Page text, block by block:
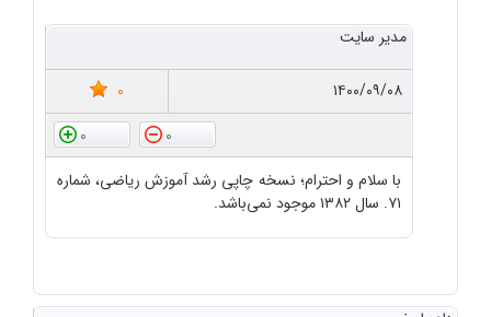
مدیر سایت
۱۴۰۰/۰۹/۰۸
0
0
0
با سلام و احترام؛ نسخه چاپی رشد آموزش ریاضی، شماره
۷۱. سال ۱۳۸۲ موجود نمی‌باشد.